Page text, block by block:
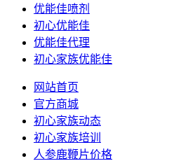
优能佳喷剂
初心优能佳
优能佳代理
初心家族优能佳
网站首页
官方商城
初心家族动态
初心家族培训
人参鹿鞭片价格